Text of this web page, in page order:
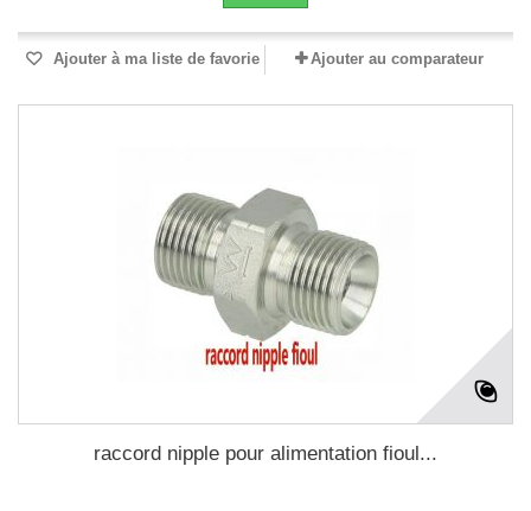
Ajouter à ma liste de favorie Ajouter au comparateur
raccord nipple pour alimentation fioul...